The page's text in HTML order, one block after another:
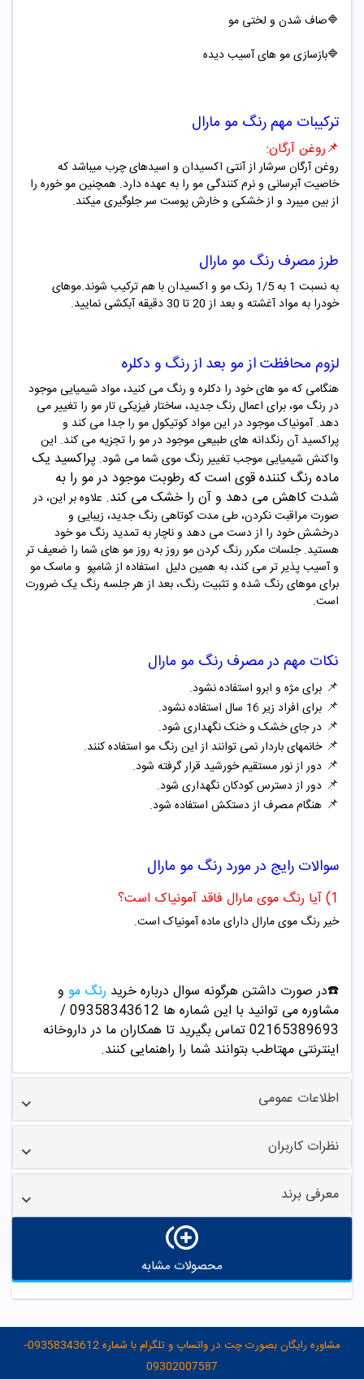
🔷صاف شدن و لختی مو
🔷بازسازی مو های آسیب دیده
ترکیبات مهم رنگ مو مارال
📌روغن آرگان:
روغن آرگان سرشار از آنتی اکسیدان و اسیدهای چرب میباشد که
خاصیت آبرسانی و نرم کنندگی مو را به عهده دارد. همچنین مو خوره را
از بین میبرد و از خشکی و خارش پوست سر جلوگیری میکند.
طرز مصرف رنگ مو مارال
به نسبت 1 به 1/5 رنک مو و اکسیدان با هم ترکیب شوند.موهای
خودرا به مواد آغشته و بعد از 20 تا 30 دقیقه آبکشی نمایید.
لزوم محافظت از مو بعد از رنگ و دکلره
هنگامی که مو های خود را دکلره و رنگ می کنید، مواد شیمیایی موجود
در رنگ مو، برای اعمال رنگ جدید، ساختار فیزیکی تار مو را تغییر می
دهد. آمونیاک موجود در این مواد کوتیکول مو را جدا می کند و
پراکسید آن رنگدانه های طبیعی موجود در مو را تجزیه می کند. این
واکنش شیمیایی موجب تغییر رنگ موی شما می شود. پراکسید یک
ماده رنگ‌ کننده قوی است که رطوبتموجود در مو را به
شدت کاهش می دهد و آن را خشک می کند. علاوه بر این، در
صورت مراقبت نکردن، طی مدت کوتاهی رنگ جدید، زیبایی و
درخشش خود را از دست می دهد و ناچار به تمدید رنگ مو خود
هستید. جلسات مکرر رنگ کردن مو روز به روز مو های شما را ضعیف تر
و آسیب پذیر تر می کند، به همین دلیل استفاده از شامپو و ماسک مو
برای موهای رنگ شده و تثبیت رنگ، بعد از هر جلسه رنگ یک ضرورت
است.
نکات مهم در مصرف رنگ مو مارال
📌 برای مژه و ابرو استفاده نشود.
📌 برای افراد زیر 16 سال استفاده نشود.
📌 در جای خشک و خنک نگهداری شود.
📌خانمهای باردار نمی توانند از این رنگ مو استفاده کنند.
📌 دور از نور مستقیم خورشید قرار گرفته شود.
📌 دور از دسترس کودکان نگهداری شود.
📌 هنگام مصرف از دستکش استفاده شود.
سوالات رایج در مورد رنگ مو مارال
1) آیا رنگ موی مارال فاقد آمونیاک است؟
خیر رنگ موی مارال دارای ماده آمونیاک است.
☎️در صورت داشتن هرگونه سوال درباره خرید رنگ مو و
مشاوره می توانید با این شماره ها 09358343612 /
02165389693تماس بگیرید تا همکاران ما در داروخانه
اینترنتی مهتاطب بتوانند شما را راهنمایی کنند.
اطلاعات عمومی
نظرات کاربران
معرفی برند
محصولات مشابه
مشاوره رایگان بصورت چت در واتساپ و تلگرام با شماره 09358343612-
09302007587